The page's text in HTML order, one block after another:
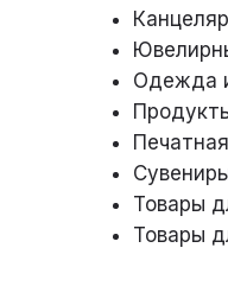
Одежда
Товары
Товары